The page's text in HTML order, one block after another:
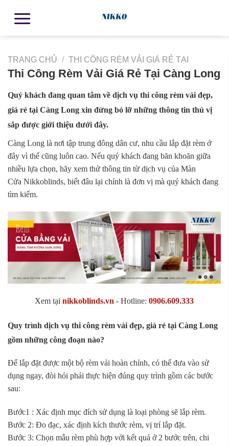
TRANG CHỦ / THI CÔNG RÈM VẢI GIÁ RẺ TẠI
Thi Công Rèm Vải Giá Rẻ Tại Càng Long
Quý khách đang quan tâm về dịch vụ thi công rèm vải đẹp,
giá rẻ tại Càng Long xin đừng bỏ lỡ những thông tin thú vị
sắp được giới thiệu dưới đây.
Càng Long là nơi tập trung đông dân cư, nhu cầu lắp đặt rèm ở
đây vì thế cũng luôn cao. Nếu quý khách đang băn khoăn giữa
nhiều lựa chọn, hãy xem thử thông tin từ dịch vụ của Màn
Cửa Nikkoblinds, biết đâu lại chính là đơn vị mà quý khách đang
tìm kiếm.
Xem tại nikkoblinds.vn - Hotline: 0906.609.333
Quy trình dịch vụ thi công rèm vải đẹp, giá rẻ tại Càng Long
gồm những công đoạn nào?
Để lắp đặt được một bộ rèm vải hoàn chỉnh, có thể đưa vào sử
dụng ngay, đòi hỏi phải thực hiện đúng quy trình gồm các bước
sau:
Bước1 : Xác định mục đích sử dụng là loại phòng sẽ lắp rèm.
Bước 2: Đo đạc, xác định kích thước rèm, vị trí lắp đặt.
Bước 3: Chọn mẫu rèm phù hợp với kết quả ở 2 bước trên, chi